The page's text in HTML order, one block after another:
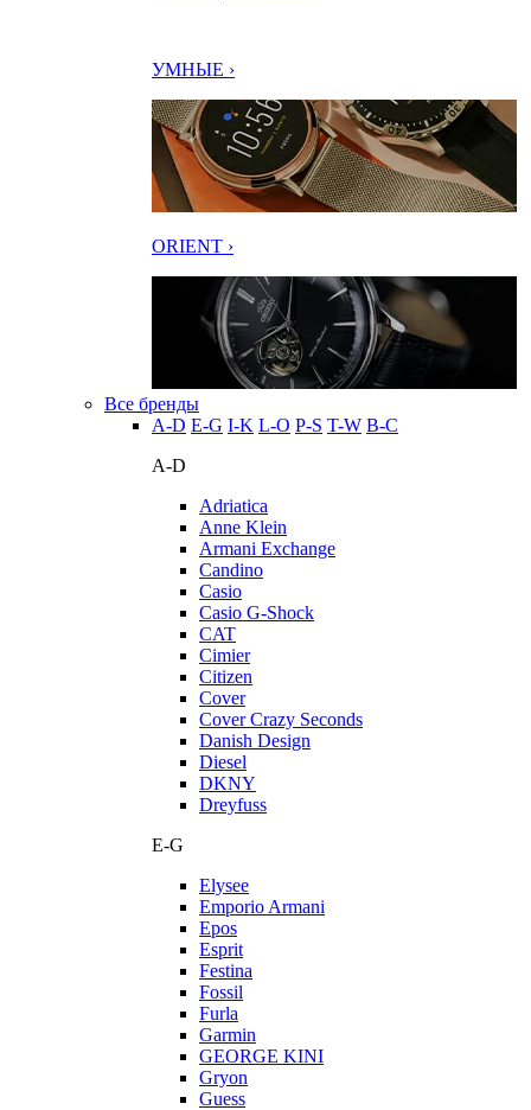
УМНЫЕ ›
ORIENT ›
Все бренды
A-D E-G I-K L-O P-S T-W В-С
A-D
Adriatica
Anne Klein
Armani Exchange
Candino
Casio
Casio G-Shock
CAT
Cimier
Citizen
Cover
Cover Crazy Seconds
Danish Design
Diesel
DKNY
Dreyfuss
E-G
Elysee
Emporio Armani
Epos
Esprit
Festina
Fossil
Furla
Garmin
GEORGE KINI
Gryon
Guess